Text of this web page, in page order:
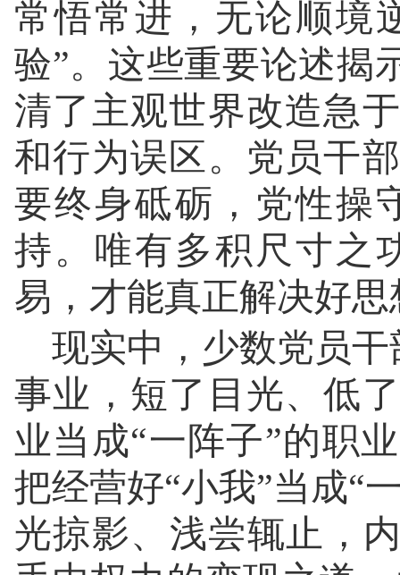
常悟常进，无论顺境
验”。这些重要论述揭
清了主观世界改造急
和行为误区。党员干
要终身砥砺，党性操
持。唯有多积尺寸之
易，才能真正解决好
现实中，少数党员干
事业，短了目光、低
业当成“一阵子”的职
把经营好“小我”当成“
光掠影、浅尝辄止，